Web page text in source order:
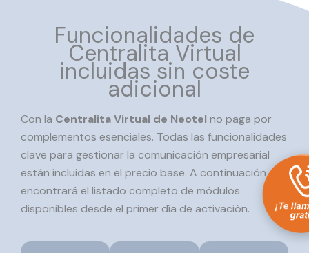
Funcionalidades de
Centralita Virtual
incluidas sin coste
adicional
Con la Centralita Virtual de Neotel no paga por
complementos esenciales. Todas las funcionalidades
clave para gestionar la comunicación empresarial
están incluidas en el precio base. A continuación
encontrará el listado completo de módulos
disponibles desde el primer día de activación.